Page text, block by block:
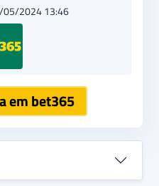
05/2024 13:46
em bet365